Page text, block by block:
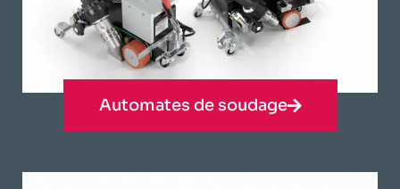
Automates de soudage